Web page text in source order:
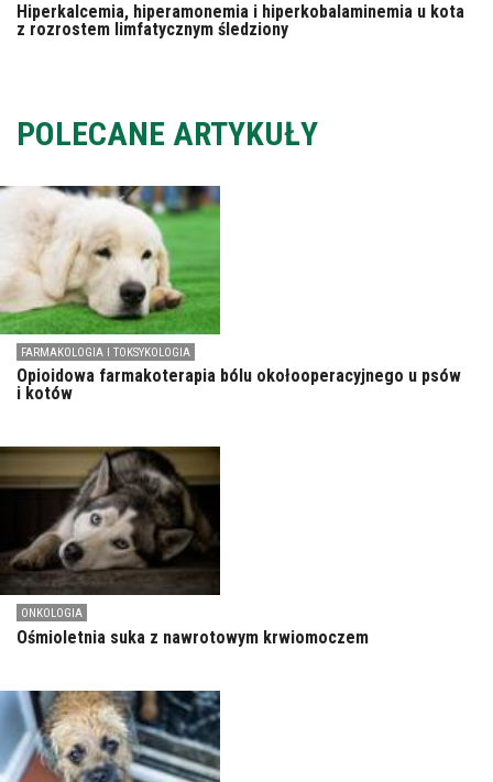
Hiperkalcemia, hiperamonemia i hiperkobalaminemia u kota
z rozrostem limfatycznym śledziony
POLECANE ARTYKUŁY
FARMAKOLOGIA I TOKSYKOLOGIA
Opioidowa farmakoterapia bólu okołooperacyjnego u psów
i kotów
ONKOLOGIA
Ośmioletnia suka z nawrotowym krwiomoczem